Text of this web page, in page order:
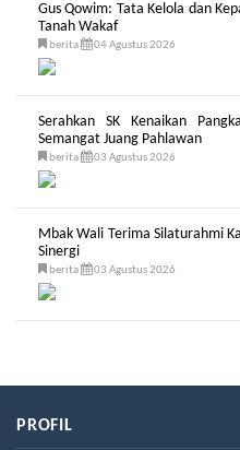
Gus Qowim: Tata Kelola dan
Tanah Wakaf
berita 04 Agustus 2026
Serahkan SK Kenaikan
Semangat Juang Pahlawan
berita 03 Agustus 2026
Mbak Wali Terima Silaturahmi
Sinergi
berita 03 Agustus 2026
PROFIL